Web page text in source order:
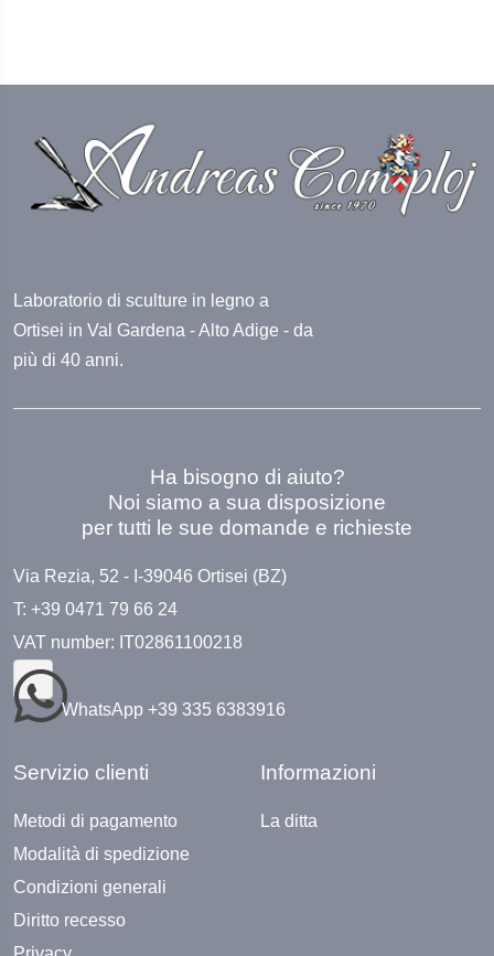
Laboratorio di sculture in legno a
Ortisei in Val Gardena - Alto Adige - da
più di 40 anni.
Ha bisogno di aiuto?
Noi siamo a sua disposizione
per tutti le sue domande e richieste
Via Rezia, 52 - I-39046 Ortisei (BZ)
T: +39 0471 79 66 24
VAT number: IT02861100218
WhatsApp +39 335 6383916
Servizio clienti
Metodi di pagamento
Modalità di spedizione
Condizioni generali
Diritto recesso
Informazioni
La ditta